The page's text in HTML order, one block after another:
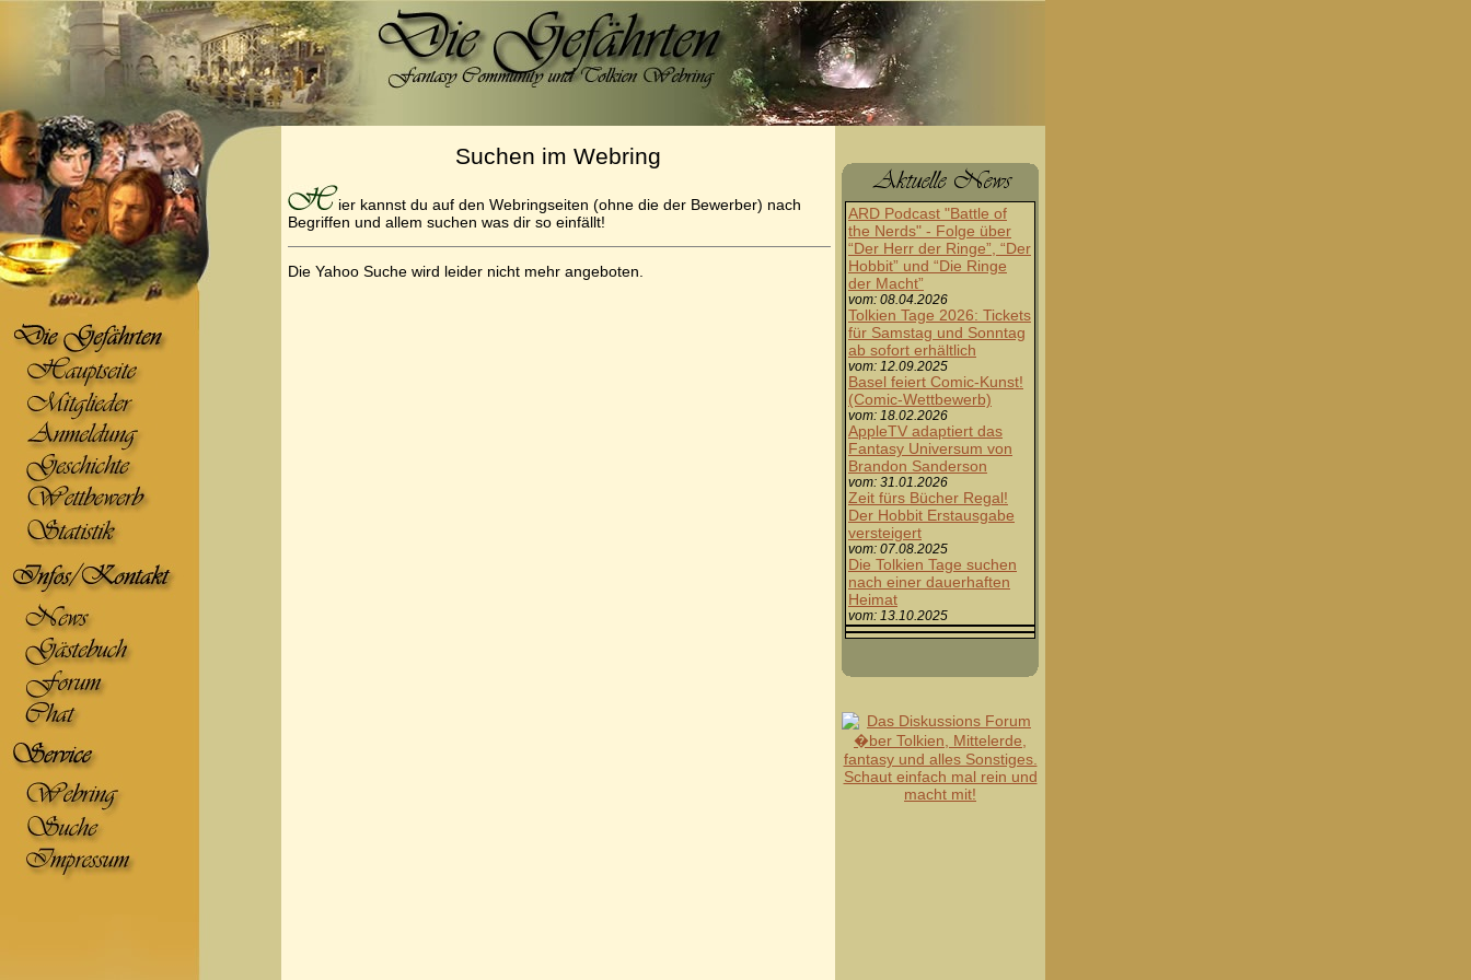
Suchen im Webring
ier kannst du auf den Webringseiten (ohne die der Bewerber) nach
Begriffen und allem suchen was dir so einfällt!
Die Yahoo Suche wird leider nicht mehr angeboten.
ARD Podcast "Battle of
the Nerds" - Folge über
“Der Herr der Ringe”, “Der
Hobbit” und “Die Ringe
der Macht”
vom: 08.04.2026
Tolkien Tage 2026: Tickets
für Samstag und Sonntag
ab sofort erhältlich
vom: 12.09.2025
Basel feiert Comic-Kunst!
(Comic-Wettbewerb)
vom: 18.02.2026
AppleTV adaptiert das
Fantasy Universum von
Brandon Sanderson
vom: 31.01.2026
Zeit fürs Bücher Regal!
Der Hobbit Erstausgabe
versteigert
vom: 07.08.2025
Die Tolkien Tage suchen
nach einer dauerhaften
Heimat
vom: 13.10.2025